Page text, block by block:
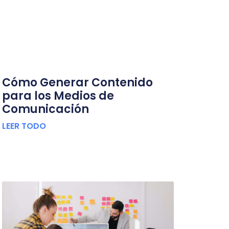
Cómo Generar Contenido
para los Medios de
Comunicación
LEER TODO